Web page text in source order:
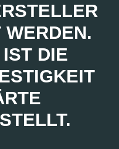
WERDEN.
DIE